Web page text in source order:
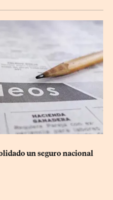
un seguro nacional